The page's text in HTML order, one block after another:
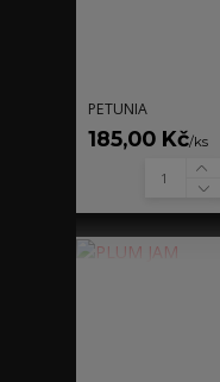
PETUNIA
185,00 Kč/ks